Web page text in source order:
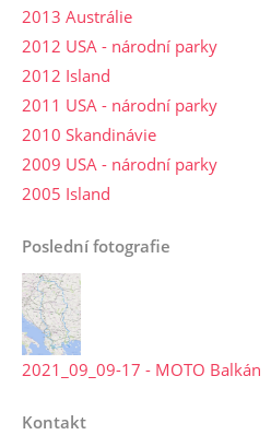
2013 Austrálie
2012 USA - národní parky
2012 Island
2011 USA - národní parky
2010 Skandinávie
2009 USA - národní parky
2005 Island
Poslední fotografie
2021_09_09-17 - MOTO Balkán
Kontakt